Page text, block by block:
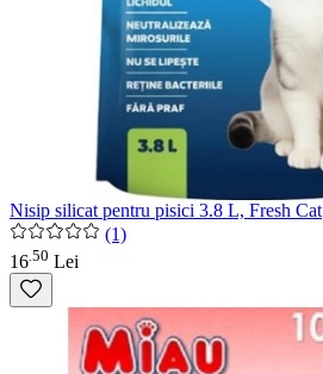
Nisip silicat pentru pisici 3.8 L, Fresh Cat
(1)
16 50 Lei